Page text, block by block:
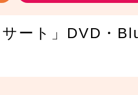
ート」DVD・